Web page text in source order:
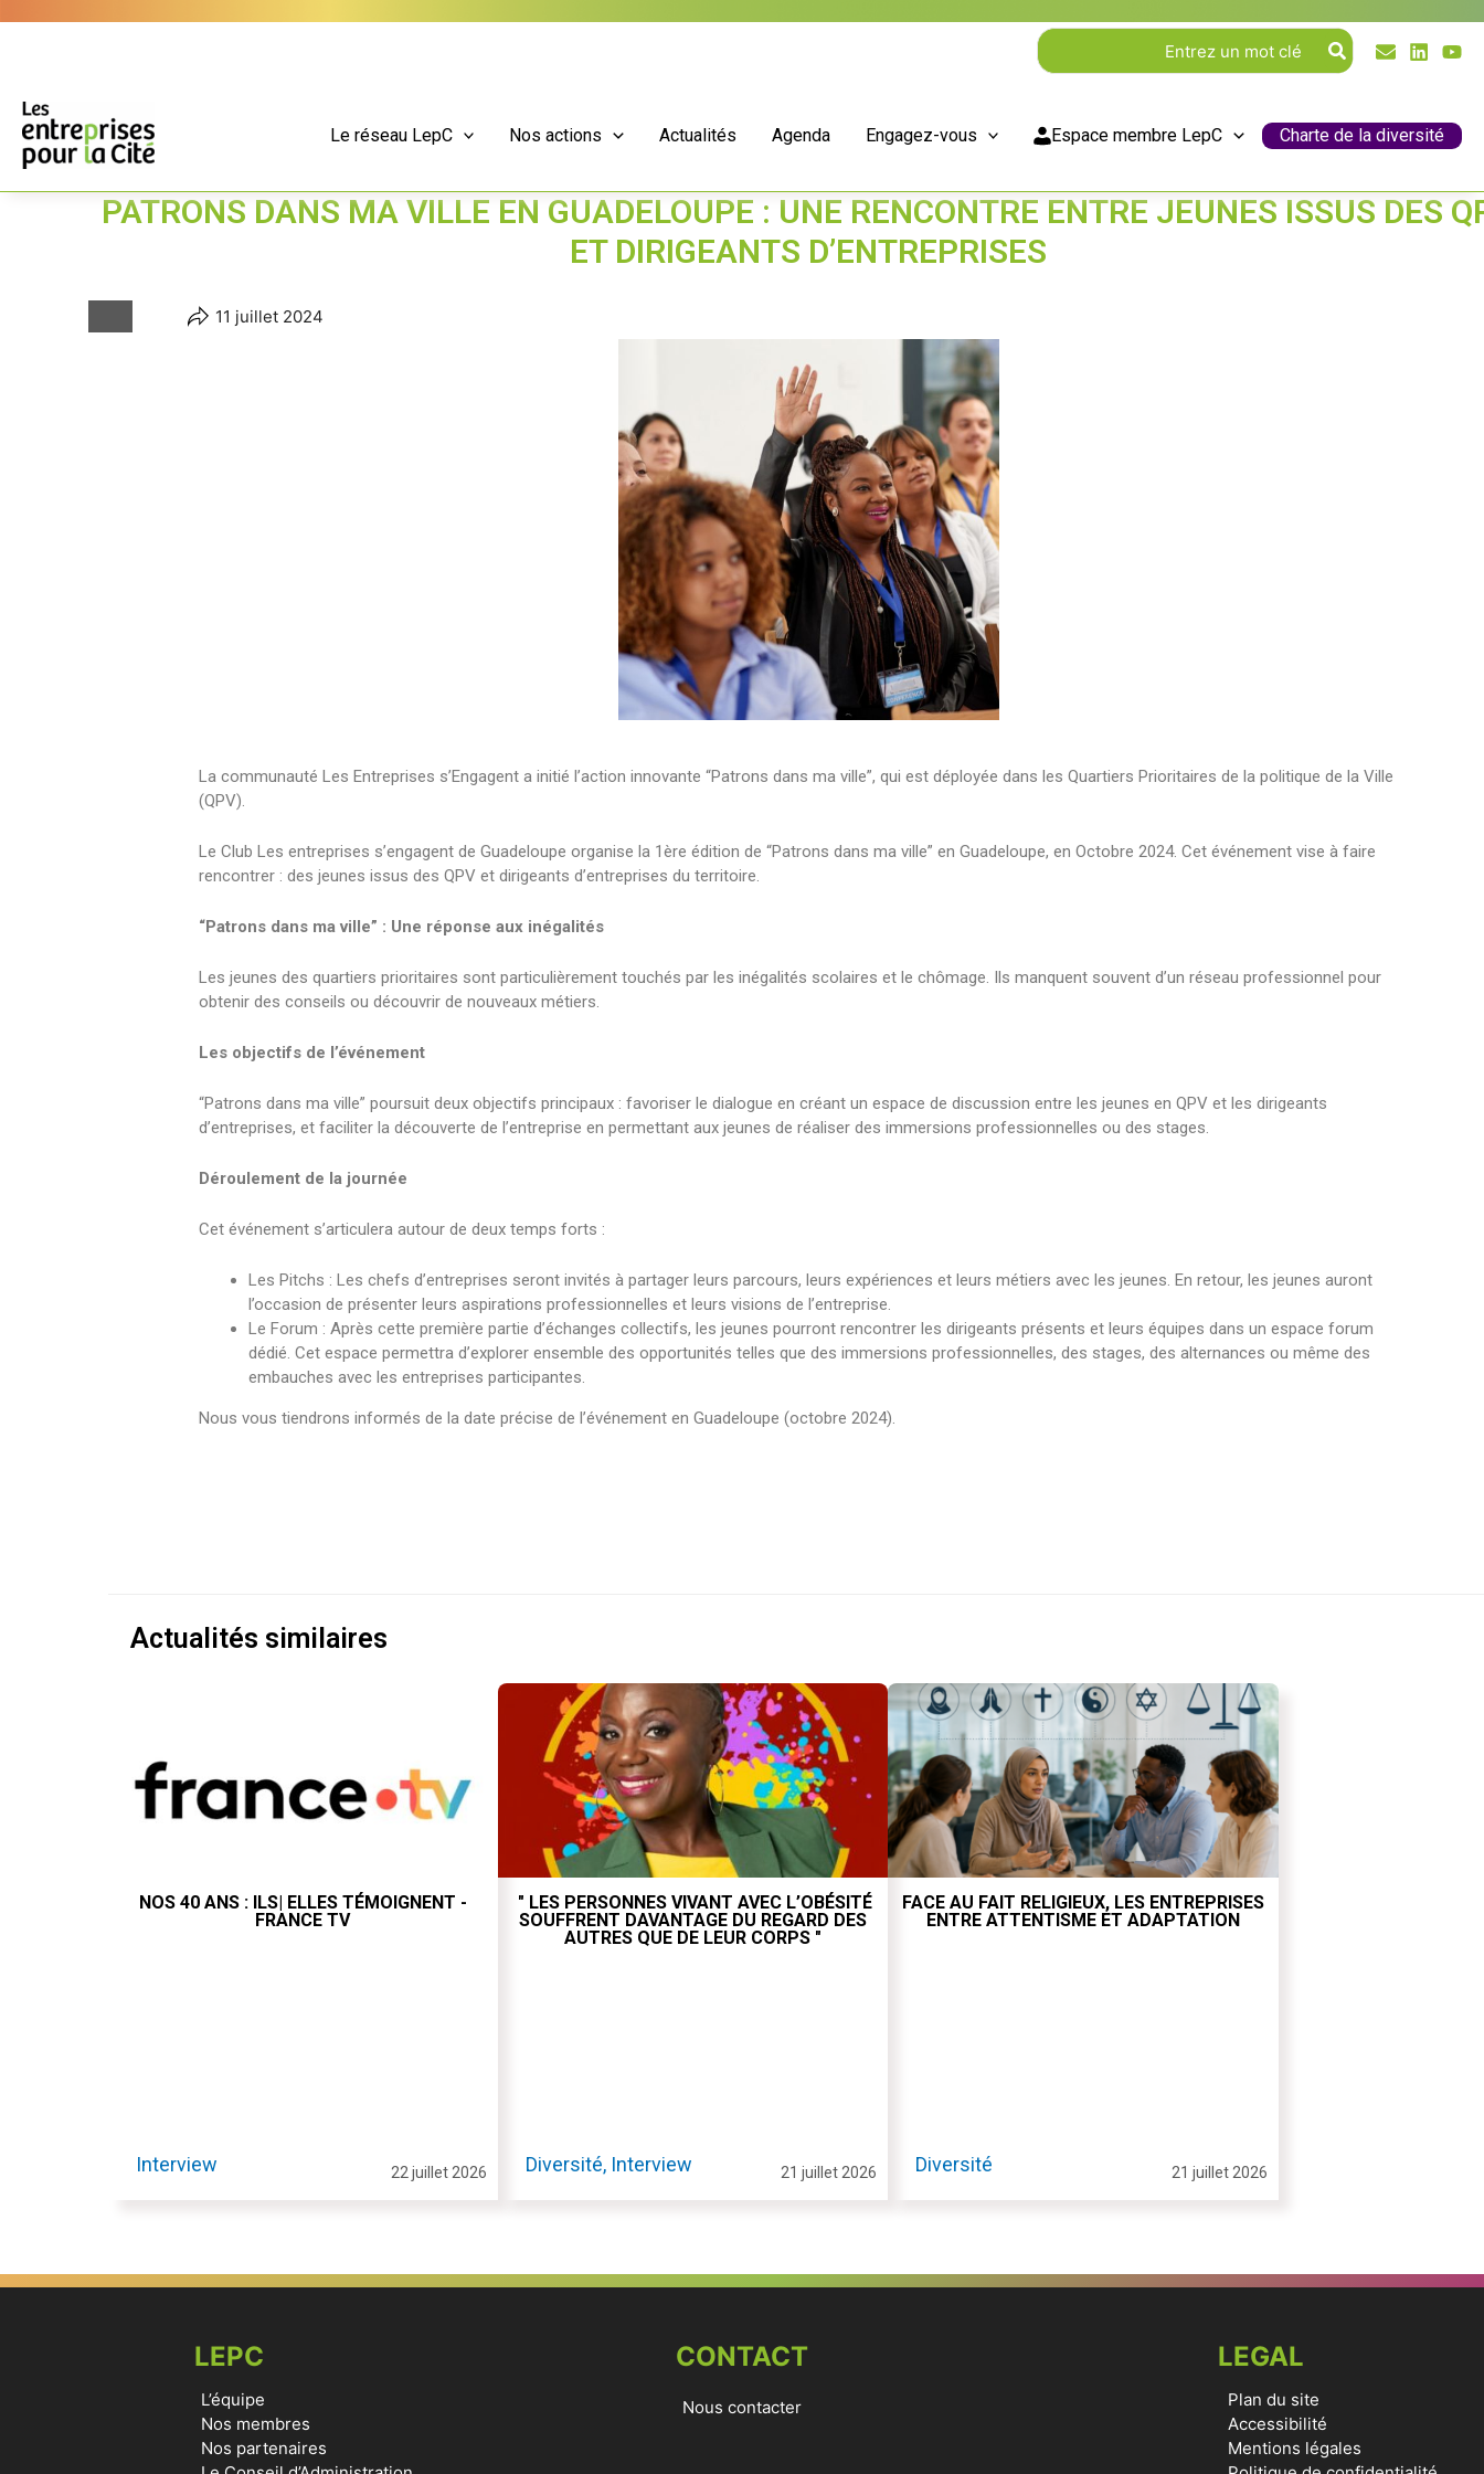
Rechercher:
Le réseau LepC Nos actions Actualités Agenda Engagez-vous Espace membre LepC Charte de la diversité
PATRONS DANS MA VILLE EN GUADELOUPE : UNE RENCONTRE ENTRE JEUNES ISSUS DES
ET DIRIGEANTS D’ENTREPRISES
11 juillet 2024
La communauté Les Entreprises s’Engagent a initié l’action innovante “Patrons dans ma ville”, qui est déployée dans les Quartiers Prioritaires de la politique de la Ville
(QPV).
Le Club Les entreprises s’engagent de Guadeloupe organise la 1ère édition de “Patrons dans ma ville” en Guadeloupe, en Octobre 2024. Cet événement vise à faire
rencontrer : des jeunes issus des QPV et dirigeants d’entreprises du territoire.
“Patrons dans ma ville” : Une réponse aux inégalités
Les jeunes des quartiers prioritaires sont particulièrement touchés par les inégalités scolaires et le chômage. Ils manquent souvent d’un réseau professionnel pour
obtenir des conseils ou découvrir de nouveaux métiers.
Les objectifs de l’événement
“Patrons dans ma ville” poursuit deux objectifs principaux : favoriser le dialogue en créant un espace de discussion entre les jeunes en QPV et les dirigeants
d’entreprises, et faciliter la découverte de l’entreprise en permettant aux jeunes de réaliser des immersions professionnelles ou des stages.
Déroulement de la journée
Cet événement s’articulera autour de deux temps forts :
Les Pitchs : Les chefs d’entreprises seront invités à partager leurs parcours, leurs expériences et leurs métiers avec les jeunes. En retour, les jeunes auront
l’occasion de présenter leurs aspirations professionnelles et leurs visions de l’entreprise.
Le Forum : Après cette première partie d’échanges collectifs, les jeunes pourront rencontrer les dirigeants présents et leurs équipes dans un espace forum
dédié. Cet espace permettra d’explorer ensemble des opportunités telles que des immersions professionnelles, des stages, des alternances ou même des
embauches avec les entreprises participantes.
Nous vous tiendrons informés de la date précise de l’événement en Guadeloupe (octobre 2024).
Actualités similaires
NOS 40 ANS : ILS| ELLES TÉMOIGNENT -
FRANCE TV
Interview 22 juillet 2026
" LES PERSONNES VIVANT AVEC L’OBÉSITÉ
SOUFFRENT DAVANTAGE DU REGARD DES
AUTRES QUE DE LEUR CORPS "
Diversité, Interview 21 juillet 2026
FACE AU FAIT RELIGIEUX, LES ENTREPRISES
ENTRE ATTENTISME ET ADAPTATION
Diversité 21 juillet 2026
LEPC
L’équipe
Nos membres
Nos partenaires
CONTACT
Nous contacter
LEGAL
Plan du site
Accessibilité
Mentions légales